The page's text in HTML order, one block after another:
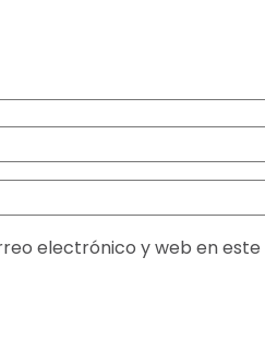
electrónico y web en